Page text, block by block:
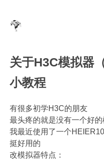
关于H3C模拟器
小教程
有很多初学H3C的朋友
最头疼的就是没有一个好的
我最近使用了一个
挺好用的
改模拟器特点：